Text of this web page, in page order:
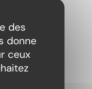
des
donne
ceux